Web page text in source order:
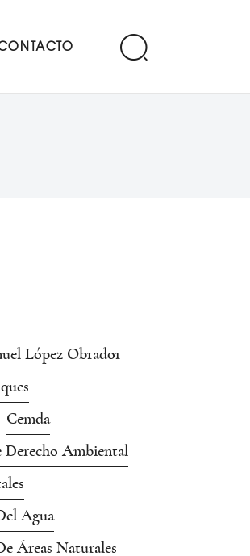
López Obrador
Cemda
Derecho Ambiental
Agua
Áreas Naturales